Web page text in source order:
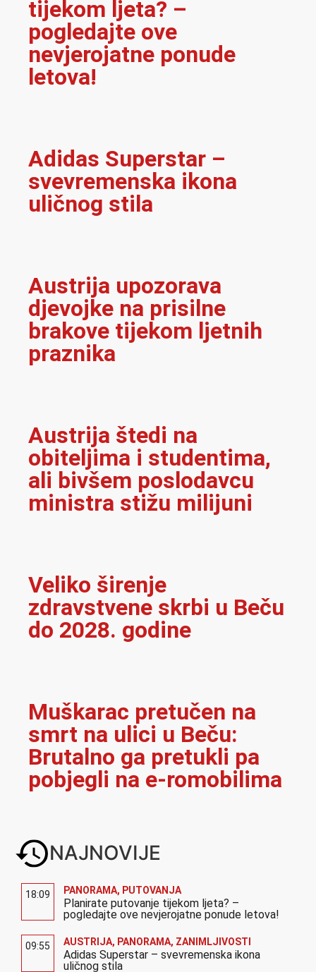
tijekom ljeta? –
pogledajte ove
nevjerojatne ponude
letova!
Adidas Superstar –
svevremenska ikona
uličnog stila
Austrija upozorava
djevojke na prisilne
brakove tijekom ljetnih
praznika
Austrija štedi na
obiteljima i studentima,
ali bivšem poslodavcu
ministra stižu milijuni
Veliko širenje
zdravstvene skrbi u Beču
do 2028. godine
Muškarac pretučen na
smrt na ulici u Beču:
Brutalno ga pretukli pa
pobjegli na e-romobilima
NAJNOVIJE
18:09 PANORAMA, PUTOVANJA
Planirate putovanje tijekom ljeta? –
pogledajte ove nevjerojatne ponude letova!
09:55 AUSTRIJA, PANORAMA, ZANIMLJIVOSTI
Adidas Superstar – svevremenska ikona
uličnog stila